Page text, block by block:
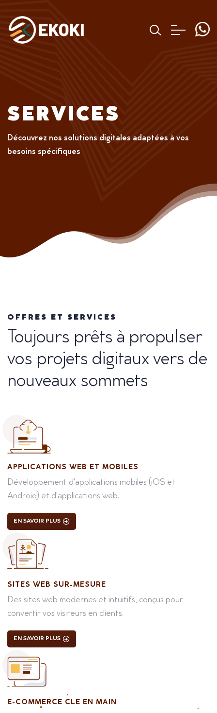
SERVICES
Découvrez nos solutions digitales adaptées à vos
besoins spécifiques
OFFRES ET SERVICES
Toujours prêts à propulser
vos projets digitaux vers de
nouveaux sommets
APPLICATIONS WEB ET MOBILES
Développement d'applications mobiles (iOS et
Android) et d'applications web.
EN SAVOIR PLUS
SITES WEB SUR-MESURE
Des sites web modernes et intuitifs, conçus pour
convertir vos visiteurs en clients.
EN SAVOIR PLUS
E-COMMERCE CLE EN MAIN